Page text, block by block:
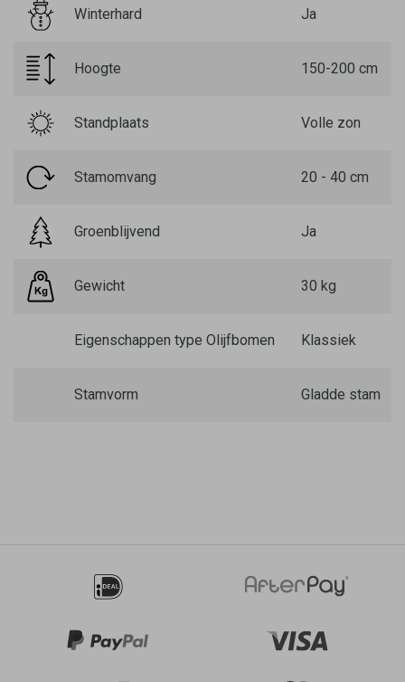
Winterhard Ja
Hoogte 150-200 cm
Standplaats Volle zon
Stamomvang 20 - 40 cm
Groenblijvend Ja
Gewicht 30 kg
Eigenschappen type Olijfbomen Klassiek
Stamvorm Gladde stam